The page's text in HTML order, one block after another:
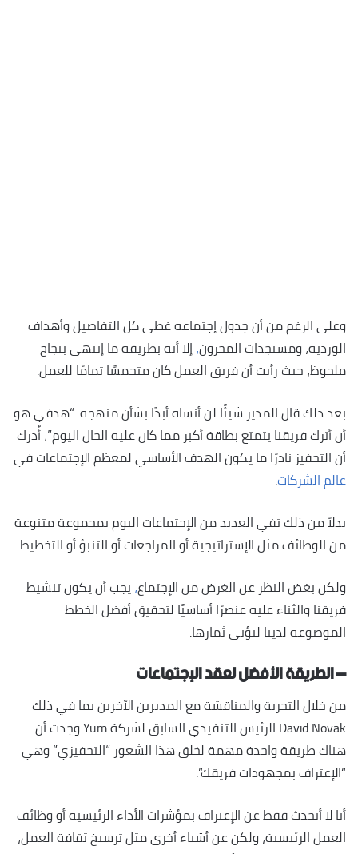
وعلى الرغم من أن جدول إجتماعه غطى كل التفاصيل وأهداف
الوردية، ومستجدات المخزون،إلا أنه بطريقة ما إنتهى بنجاح
ملحوظ، حيث رأيت أن فريق العمل كان متحمسًا تمامًا للعمل.
بعد ذلك قال المدير شيئًا لن أنساه أبدًا بشأن منهجه: “هدفي هو
أن أترك فريقنا يتمتع بطاقة أكبر مما كان عليه الحال اليوم”، أُدرِك
أن التحفيز نادرًا ما يكون الهدف الأساسي لمعظم الإجتماعات في
عالم الشركات.
بدلاً من ذلك تفي العديد من الإجتماعات اليوم بمجموعة متنوعة
من الوظائف مثل الإستراتيجية أو المراجعات أو التنبؤ أو التخطيط.
ولكن بغض النظر عن الغرض من الإجتماع، يجب أن يكون تنشيط
فريقنا والثناء عليه عنصرًا أساسيًا لتحقيق أفضل الخطط
الموضوعة لدينا لتؤتي ثمارها.
– الطريقة الأفضل لعقد الإجتماعات
من خلال التجربة والمناقشة مع المديرين الآخرين بما في ذلك
David Novak الرئيس التنفيذي السابق لشركة Yum وجدت أن
هناك طريقة واحدة مهمة لخلق هذا الشعور “التحفيزي” وهي
“الإعتراف بمجهودات فريقك”.
أنا لا أتحدث فقط عن الإعتراف بمؤشرات الأداء الرئيسية أو وظائف
العمل الرئيسية، ولكن عن أشياء أخرى مثل ترسيخ ثقافة العمل،